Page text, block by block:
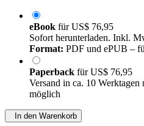
eBook fürUS$ 76,95
Sofort herunterladen. Inkl.
Format: PDF und ePUB –
Paperback fürUS$ 76,95
Versand in ca. 10
möglich
In den Warenkorb